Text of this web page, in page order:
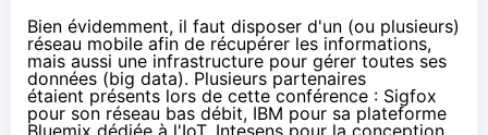
Bien évidemment, il faut disposer d'un (ou plusieurs)
réseau mobile afin de récupérer les informations,
mais aussi une infrastructure pour gérer toutes ses
données (big data). Plusieurs partenaires
étaient présents lors de cette conférence : Sigfox
pour son réseau bas débit, IBM pour sa plateforme